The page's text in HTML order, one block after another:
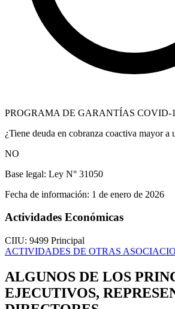
PROGRAMA DE GARANTÍAS COVID-
¿Tiene deuda en cobranza coactiva mayor a
NO
Base legal: Ley N° 31050
Fecha de información: 1 de enero de 2026
Actividades Económicas
CIIU: 9499 Principal
ACTIVIDADES DE OTRAS
ALGUNOS DE LOS
EJECUTIVOS,